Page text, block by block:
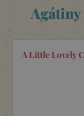
Knihy
A Little Lovely